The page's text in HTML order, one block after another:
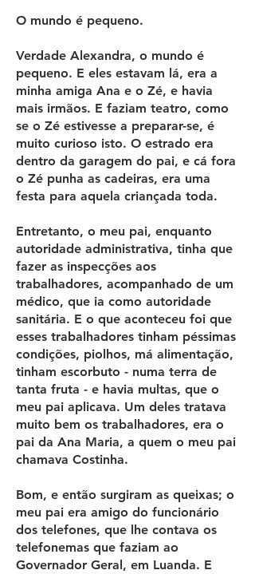
O mundo é pequeno.
Verdade Alexandra, o mundo é
pequeno. E eles estavam lá, era a
minha amiga Ana e o Zé, e havia
mais irmãos. E faziam teatro, como
se o Zé estivesse a preparar-se, é
muito curioso isto. O estrado era
dentro da garagem do pai, e cá fora
o Zé punha as cadeiras, era uma
festa para aquela criançada toda.
Entretanto, o meu pai, enquanto
autoridade administrativa, tinha que
fazer as inspecções aos
trabalhadores, acompanhado de um
médico, que ia como autoridade
sanitária. E o que aconteceu foi que
esses trabalhadores tinham péssimas
condições, piolhos, má alimentação,
tinham escorbuto - numa terra de
tanta fruta - e havia multas, que o
meu pai aplicava. Um deles tratava
muito bem os trabalhadores, era o
pai da Ana Maria, a quem o meu pai
chamava Costinha.
Bom, e então surgiram as queixas; o
meu pai era amigo do funcionário
dos telefones, que lhe contava os
telefonemas que faziam ao
Governador Geral, em Luanda. E